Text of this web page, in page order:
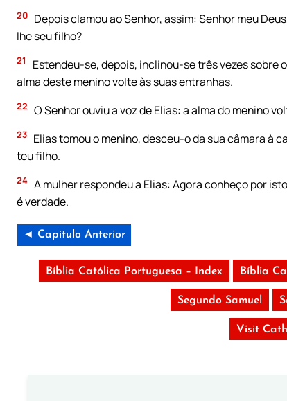
20 Depois clamou ao Senhor, assim: Senhor meu
lhe seu filho?
21
Estendeu-se, depois, inclinou-se três vezes sobre
alma deste menino volte às suas entranhas.
22 O Senhor ouviu a voz de Elias: a alma do menino
23 Elias tomou o menino, desceu-o da sua câmara à
teu filho.
24 A mulher respondeu a Elias: Agora conheço por
é verdade.
◄ Capítulo Anterior
Bíblia Católica Portuguesa – Index Bíblia
Segundo Samuel
Visit